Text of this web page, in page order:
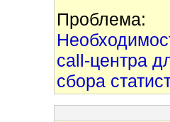
Проблема:
call-центра
сбора